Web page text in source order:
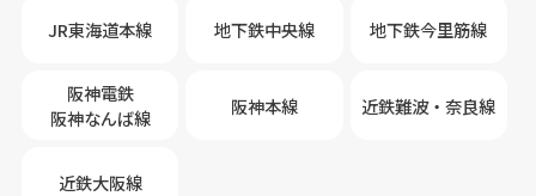
JR東海道本線 地下鉄中央線 地下鉄今里筋線
阪神電鉄
阪神なんば線
阪神本線 近鉄難波・奈良線
近鉄大阪線